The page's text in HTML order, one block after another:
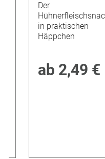
Der
in praktischen
Häppchen
ab 2,49 €